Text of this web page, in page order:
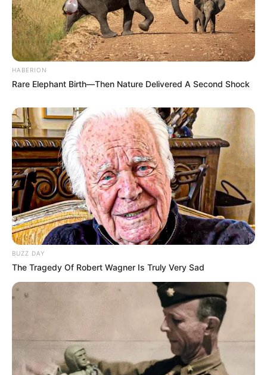
10 Pose Manekin Anti
Mainstream yang Konyol
Banget
8 Kata Lucu Seputar Malam
Minggu ala Jomblo yang Bikin
Ngenes
Tidur, Serasa Beristirahat di
Kamar Raja
HABERION
Rare Elephant Birth—Then Nature Delivered A Second Shock
BUZZ DAY
The Tragedy Of Robert Wagner Is Truly Very Sad